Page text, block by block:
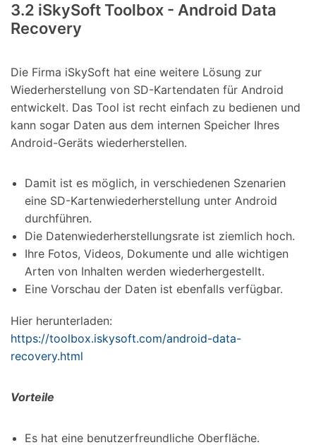
3.2 iSkySoft Toolbox - Android Data
Recovery
Die Firma iSkySoft hat eine weitere Lösung zur
Wiederherstellung von SD-Kartendaten für Android
entwickelt. Das Tool ist recht einfach zu bedienen und
kann sogar Daten aus dem internen Speicher Ihres
Android-Geräts wiederherstellen.
Damit ist es möglich, in verschiedenen Szenarien
eine SD-Kartenwiederherstellung unter Android
durchführen.
Die Datenwiederherstellungsrate ist ziemlich hoch.
Ihre Fotos, Videos, Dokumente und alle wichtigen
Arten von Inhalten werden wiederhergestellt.
Eine Vorschau der Daten ist ebenfalls verfügbar.
Hier herunterladen:
https://toolbox.iskysoft.com/android-data-
recovery.html
Vorteile
Es hat eine benutzerfreundliche Oberfläche.